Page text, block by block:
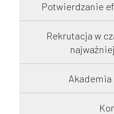
Potwierdzanie
Rekrutacja w
Akademia